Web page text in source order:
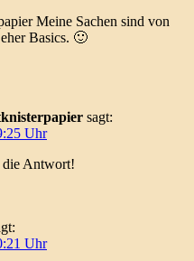
Meine Sachen sind von
Basics. 🙂
sagt:
Uhr
Antwort!
Uhr